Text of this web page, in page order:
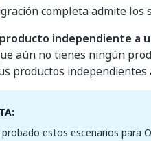
completa admite los
independiente a
aún no tienes ningún
productos
estos escenarios para